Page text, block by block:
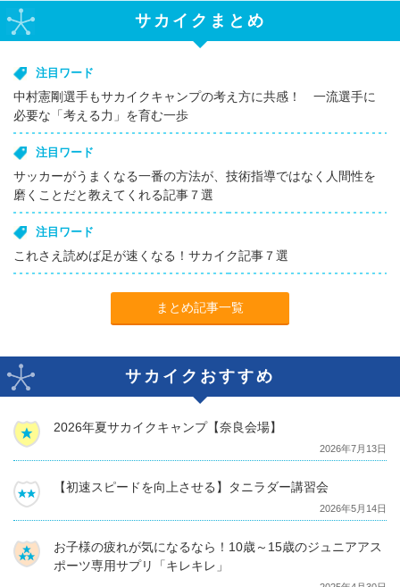
サカイクまとめ
注目ワード
中村憲剛選手もサカイクキャンプの考え方に共感！ 一流選手に
必要な「考える力」を育む一歩
注目ワード
サッカーがうまくなる一番の方法が、技術指導ではなく人間性を
磨くことだと教えてくれる記事７選
注目ワード
これさえ読めば足が速くなる！サカイク記事７選
まとめ記事一覧
サカイクおすすめ
2026年夏サカイクキャンプ【奈良会場】
2026年7月13日
【初速スピードを向上させる】タニラダー講習会
2026年5月14日
お子様の疲れが気になるなら！10歳～15歳のジュニアアス
ポーツ専用サプリ「キレキレ」